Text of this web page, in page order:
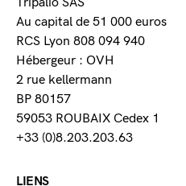
Au capital de 51 000 euros
RCS Lyon 808 094 940
Hébergeur : OVH
2 rue kellermann
BP 80157
59053 ROUBAIX Cedex 1
+33 (0)8.203.203.63
LIENS